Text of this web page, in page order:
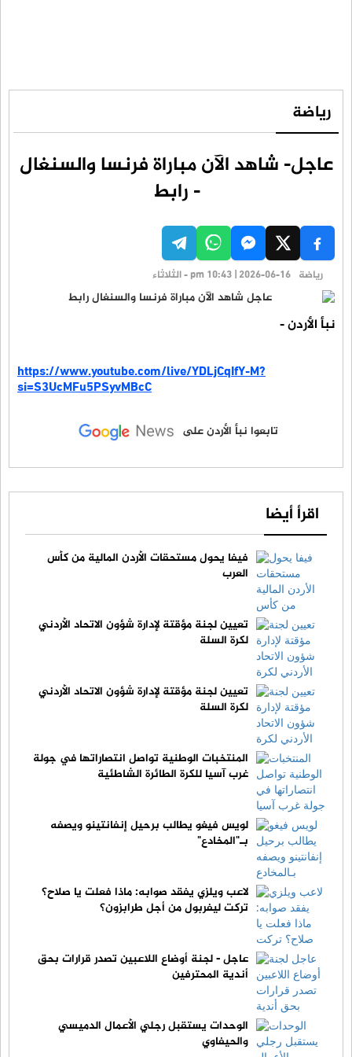
رياضة
عاجل- شاهد الآن مباراة فرنسا والسنغال
- رابط
رياضة pm 10:43 | 2026-06-16 - الثلاثاء
نبأ الأردن -
https://www.youtube.com/live/YDLjCqIfY-M?
si=S3UcMFu5PSyvMBcC
تابعوا نبأ الأردن على
اقرأ أيضا
فيفا يحول مستحقات الأردن المالية من كأس
العرب
تعيين لجنة مؤقتة لإدارة شؤون الاتحاد الأردني
لكرة السلة
تعيين لجنة مؤقتة لإدارة شؤون الاتحاد الأردني
لكرة السلة
المنتخبات الوطنية تواصل انتصاراتها في جولة
غرب آسيا للكرة الطائرة الشاطئية
لويس فيغو يطالب برحيل إنفانتينو ويصفه
بـ"المخادع"
لاعب ويلزي يفقد صوابه: ماذا فعلت يا صلاح؟
تركت ليفربول من أجل طرابزون؟
عاجل - لجنة أوضاع اللاعبين تصدر قرارات بحق
أندية المحترفين
الوحدات يستقبل رجلي الأعمال الدميسي
والحيفاوي